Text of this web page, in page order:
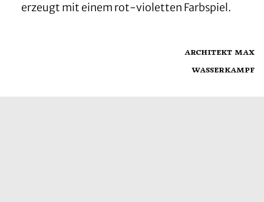
erzeugt mit einem rot-violetten Farbspiel.
architekt max
wasserkampf